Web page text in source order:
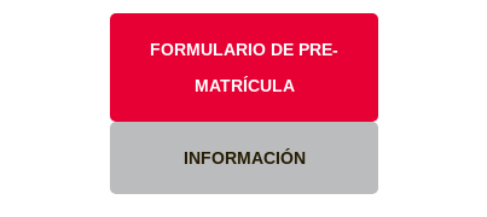
FORMULARIO DE PRE-
MATRÍCULA
INFORMACIÓN